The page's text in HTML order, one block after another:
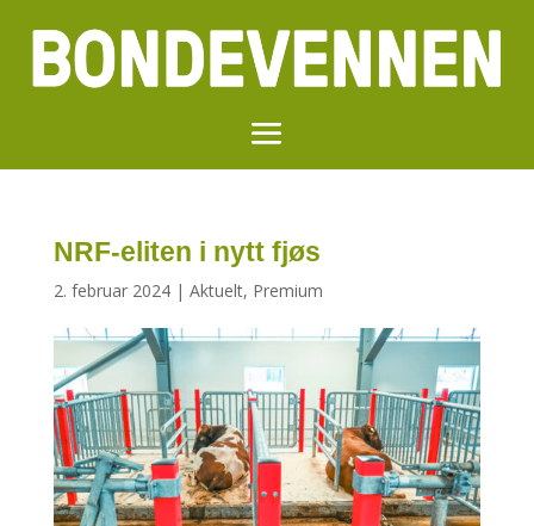
NRF-eliten i nytt fjøs
2. februar 2024| Aktuelt, Premium